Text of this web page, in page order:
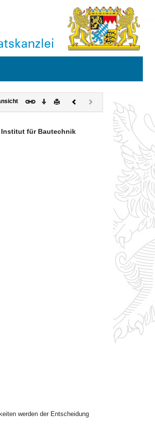
Download
DruckenVorherigesNächstes
Dokument
(inaktiv)
Institut für Bautechnik
werden der Entscheidung